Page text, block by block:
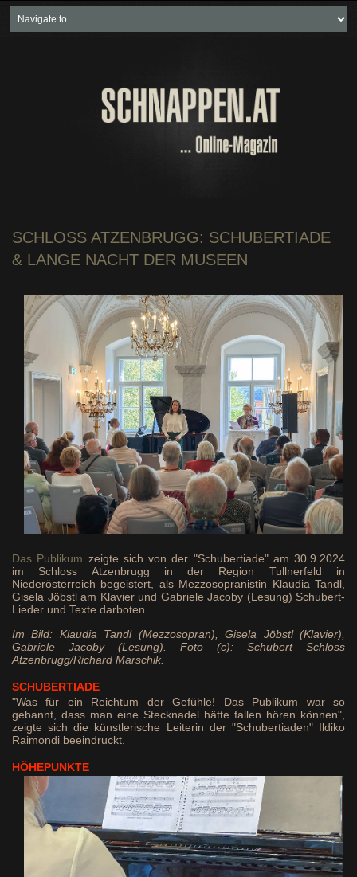
Neueste Beiträge
Soziales & Projekte
SCHLOSS ATZENBRUGG: SCHUBERTIADE
& LANGE NACHT DER MUSEEN
Das Publikum zeigte sich von der "Schubertiade" am 30.9.2024
im Schloss Atzenbrugg in der Region Tullnerfeld in
Niederösterreich begeistert, als Mezzosopranistin Klaudia Tandl,
Gisela Jöbstl am Klavier und Gabriele Jacoby (Lesung) Schubert-
Lieder und Texte darboten.
Im Bild: Klaudia Tandl (Mezzosopran), Gisela Jöbstl (Klavier),
Gabriele Jacoby (Lesung). Foto (c): Schubert Schloss
Atzenbrugg/Richard Marschik.
SCHUBERTIADE
"Was für ein Reichtum der Gefühle! Das Publikum war so
gebannt, dass man eine Stecknadel hätte fallen hören können",
zeigte sich die künstlerische Leiterin der "Schubertiaden" Ildiko
Raimondi beeindruckt.
HÖHEPUNKTE